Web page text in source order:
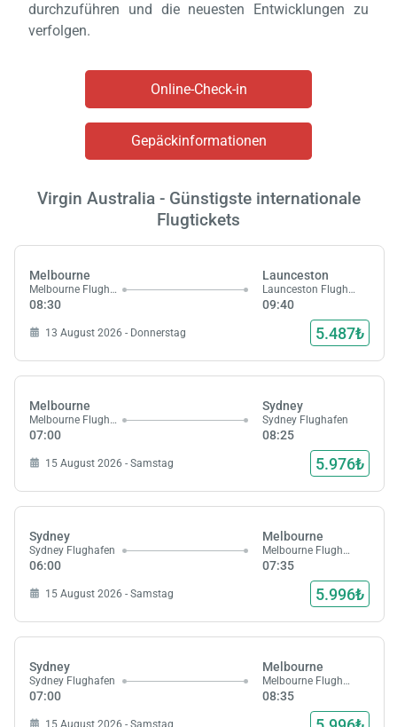
durchzuführen und die neuesten Entwicklungen zu
verfolgen.
Online-Check-in
Gepäckinformationen
Virgin Australia - Günstigste internationale
Flugtickets
Melbourne
Melbourne Flughafen
08:30
Launceston
Launceston Flughafen
09:40
13 August 2026 - Donnerstag 5.487₺
Melbourne
Melbourne Flughafen
07:00
Sydney
Sydney Flughafen
08:25
15 August 2026 - Samstag 5.976₺
Sydney
Sydney Flughafen
06:00
Melbourne
Melbourne Flughafen
07:35
15 August 2026 - Samstag 5.996₺
Sydney
Sydney Flughafen
07:00
Melbourne
Melbourne Flughafen
08:35
15 August 2026 - Samstag